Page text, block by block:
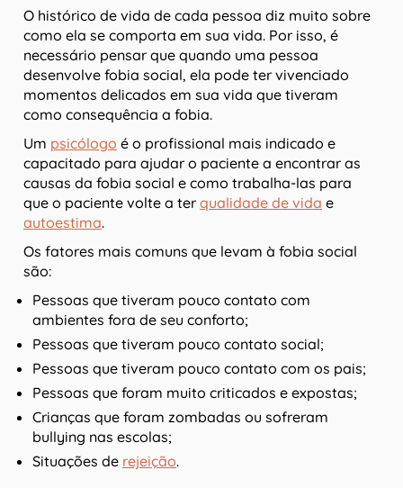
O histórico de vida de cada pessoa diz muito sobre
como ela se comporta em sua vida. Por isso, é
necessário pensar que quando uma pessoa
desenvolve fobia social, ela pode ter vivenciado
momentos delicados em sua vida que tiveram
como consequência a fobia.
Um psicólogo é o profissional mais indicado e
capacitado para ajudar o paciente a encontrar as
causas da fobia social e como trabalha-las para
que o paciente volte a ter qualidade de vida e
autoestima.
Os fatores mais comuns que levam à fobia social
são:
Pessoas que tiveram pouco contato com
ambientes fora de seu conforto;
Pessoas que tiveram pouco contato social;
Pessoas que tiveram pouco contato com os pais;
Pessoas que foram muito criticados e expostas;
Crianças que foram zombadas ou sofreram
bullying nas escolas;
Situações de rejeição.